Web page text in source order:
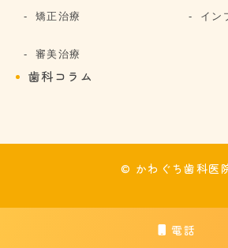
電話
矯正治療 イン
審美治療
歯科コラム
© かわぐち歯科医